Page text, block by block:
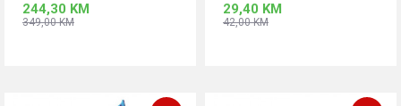
244,30 KM
349,00KM
29,40 KM
42,00KM